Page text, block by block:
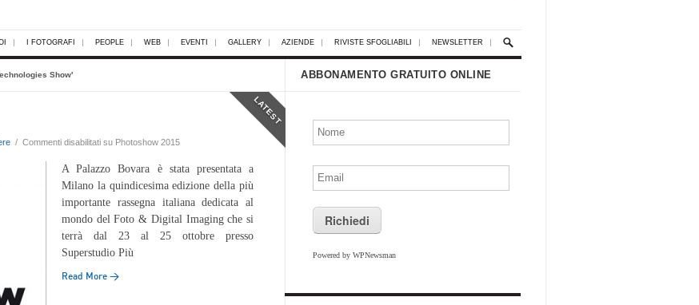
I FOTOGRAFI PEOPLE WEB EVENTI GALLERY AZIENDE RIVISTE SFOGLIABILI NEWSLETTER
Show'
LATEST
/ Commenti disabilitati su Photoshow 2015
A Palazzo Bovara è stata presentata a
Milano la quindicesima edizione della più
importante rassegna italiana dedicata al
mondo del Foto & Digital Imaging che si
terrà dal 23 al 25 ottobre presso
Superstudio Più
Read More →
ABBONAMENTO GRATUITO ONLINE
Richiedi
Powered by WPNewsman